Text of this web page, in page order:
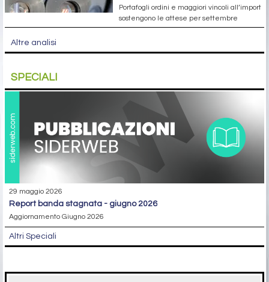
Portafogli ordini e maggiori vincoli all’import
sostengono le attese per settembre
Altre analisi
SPECIALI
29 maggio 2026
report banda stagnata - giugno 2026
Aggiornamento Giugno 2026
Altri Speciali